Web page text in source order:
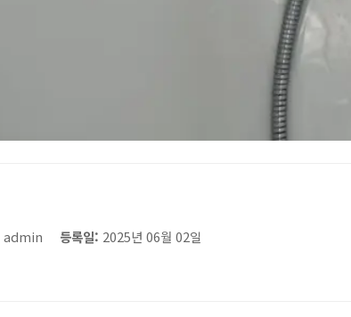
admin 등록일: 2025년 06월 02일